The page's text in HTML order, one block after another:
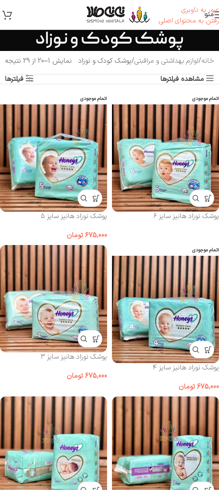
عبور به ناوبری
رفتن به محتوای اصلی
منو
پوشک کودک و نوزاد
خانه لوازم بهداشتی و مراقبتی پوشک کودک و نوزاد
نمایش 1–20 از 29 نتیجه
مشاهده فیلترها
فیلترها
اتمام موجودی
پوشک نوزاد هانیز سایز ۶
اتمام موجودی
پوشک نوزاد هانیز سایز ۵
675,000تومان
اتمام موجودی
پوشک نوزاد هانیز سایز ۴
675,000تومان
پوشک نوزاد هانیز سایز ۳
675,000تومان